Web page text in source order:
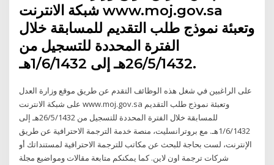
شبكة الانترنت www.moj.gov.sa
وتعبئة نموذج طلب التقديم للمسابقة خلال
الفترة المحددة للتسجيل من
26/5/1432هـ إلى 1/6/1432هـ.
على الراغبين في شغل هذه الوظائف التقدم عن طريق موقع وزارة العدل
على شبكة الانترنت www.moj.gov.sa وتعبئة نموذج طلب التقديم
للمسابقة خلال الفترة المحددة للتسجيل من 26/5/1432هـ إلى
1/6/1432هـ. مع بروترانسليت، منصة خدمة الترجمة الاحترافية عن طريق
الإنترنت، لست بحاجة للبحث عن مكاتب للترجمة الاحترافية لمستنداتك أو
شركات ترجمة اون لاين. كما يمكنكم متابعة مقالات ومواضيع مجلة